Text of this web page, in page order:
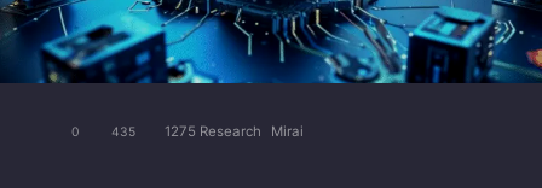
0 435 1275 Research Mirai